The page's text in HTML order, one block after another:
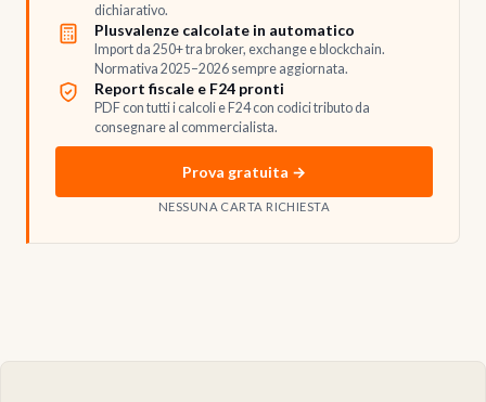
dichiarativo.
Plusvalenze calcolate in automatico
Import da 250+ tra broker, exchange e blockchain.
Normativa 2025–2026 sempre aggiornata.
Report fiscale e F24 pronti
PDF con tutti i calcoli e F24 con codici tributo da
consegnare al commercialista.
Prova gratuita →
NESSUNA CARTA RICHIESTA